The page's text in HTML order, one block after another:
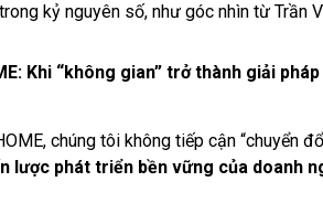
kỷ nguyên số, như góc nhìn từ Trần
Khi “không gian” trở thành giải
chúng tôi không tiếp cận “chuyển
lược phát triển bền vững của doanh